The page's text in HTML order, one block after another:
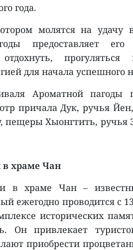
года.
молятся на удачу
предоставляет его
для начала успешного
Ароматной пагоды
причала Дук, ручья
пещеры Хыонгтить, ручья
в храме Чан
в храме Чан –
ежегодно проводится с
исторических
Он привлекает
приобрести